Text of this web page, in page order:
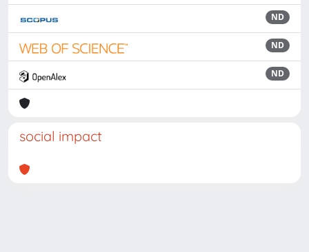
ND
ND
ND
social impact